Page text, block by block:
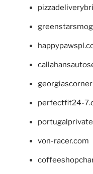
perfectfit24-
von-racer.com